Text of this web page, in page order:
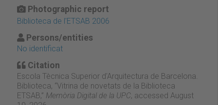
Photographic report
Biblioteca de l'ETSAB 2006
Persons/entities
No identificat
Citation
Escola Tècnica Superior d'Arquitectura de Barcelona.
Biblioteca, “Vitrina de novetats de la Biblioteca
ETSAB,” Memòria Digital de la UPC, accessed August